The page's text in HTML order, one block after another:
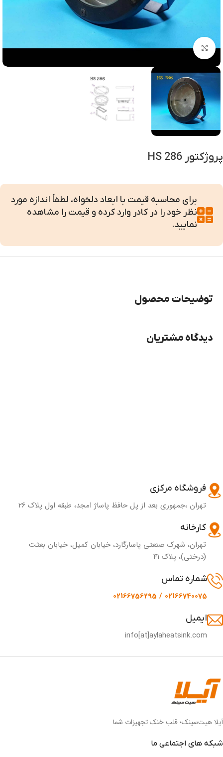
بزرگنمایی تصویر
پروژکتور HS 286
برای محاسبه قیمت با ابعاد دلخواه، لطفاً اندازه مورد
نظر خود را در کادر وارد کرده و قیمت را مشاهده
نمایید.
توضیحات محصول
دیدگاه مشتریان
فروشگاه مرکزی
تهران ،جمهوری بعد از پل حافظ پاساژ امجد، طبقه اول پلاک ۲۶
کارخانه
تهران، شهرک صنعتی پاسارگارد، خیابان کمیل، خیابان بعثت
(درختی)، پلاک 41
شماره تماس
02166740075 / 02166756295
ایمیل
info[at]aylaheatsink.com
آیلا هیت‌سینک؛ قلب خنکِ تجهیزات شما
شبکه های اجتماعی ما